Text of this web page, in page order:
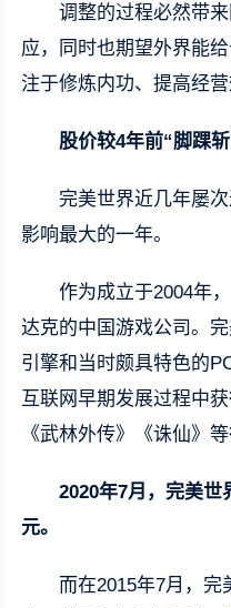
调整的过程必然带
应，同时也期望外界能
注于修炼内功、提高经营
股价较4年前“脚踝
完美世界近几年屡
影响最大的一年。
作为成立于2004年
达克的中国游戏公司。
引擎和当时颇具特色的
互联网早期发展过程中
《武林外传》《诛仙》
2020年7月，完美世
元。
而在2015年7月，完